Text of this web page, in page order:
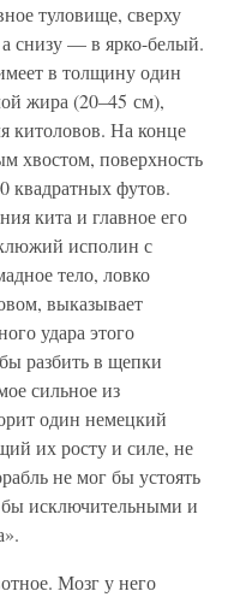
туловище, сверху
снизу — в ярко-белый.
в толщину один
жира (20–45 см),
китоловов. На конце
хвостом, поверхность
квадратных футов.
кита и главное его
исполин с
тело, ловко
выказывает
удара этого
разбить в щепки
сильное из
один немецкий
их росту и силе, не
не мог бы устоять
бы исключительными и
Мозг у него